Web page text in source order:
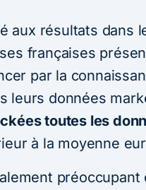
aux résultats dans
françaises
par la
leurs données
toutes les
à la moyenne